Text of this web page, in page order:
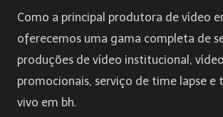
Como a principal produtora de vídeo
oferecemos uma gama completa de
produções de vídeo institucional,
promocionais, serviço de time lapse e
vivo em bh.